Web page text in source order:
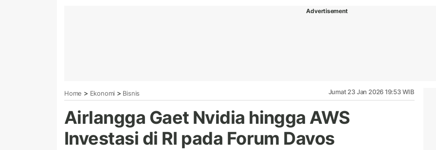
Advertisement
Home > Ekonomi > Bisnis Jumat 23 Jan 2026 19:53 WIB
Airlangga Gaet Nvidia hingga AWS
Investasi di RI pada Forum Davos